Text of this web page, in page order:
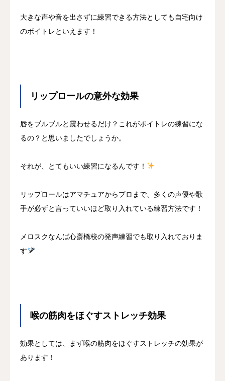
大きな声や音を出さずに練習できる方法としても自宅向け
のボイトレといえます！
リップロールの意外な効果
唇をブルブルと震わせるだけ？これがボイトレの練習にな
るの？と思いましたでしょうか。
それが、とてもいい練習になるんです！
リップロールはアマチュアからプロまで、多くの声優や歌
手が必ずと言っていいほど取り入れている練習方法です！
メロスクなんば心斎橋校の発声練習でも取り入れておりま
す
喉の筋肉をほぐすストレッチ効果
効果としては、まず喉の筋肉をほぐすストレッチの効果が
あります！